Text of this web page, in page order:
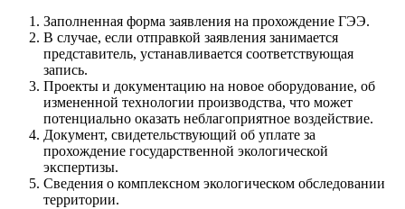
Заполненная форма заявления на прохождение ГЭЭ.
В случае, если отправкой заявления занимается
представитель, устанавливается соответствующая
запись.
Проекты и документацию на новое оборудование, об
измененной технологии производства, что может
потенциально оказать неблагоприятное воздействие.
Документ, свидетельствующий об уплате за
прохождение государственной экологической
экспертизы.
Сведения о комплексном экологическом обследовании
территории.